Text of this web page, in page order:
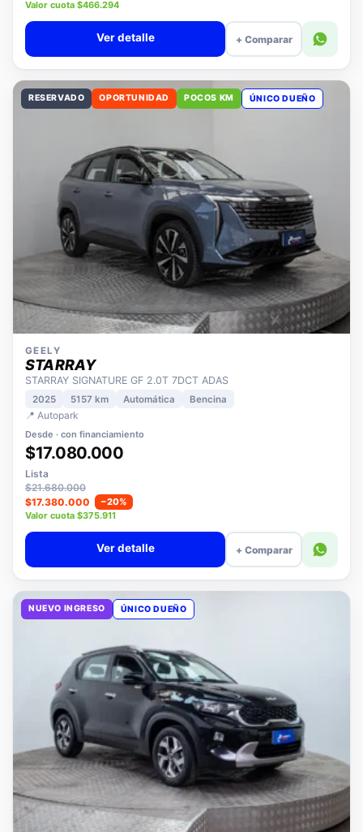
Precio lista $21.480.000
Valor cuota $466.294
+ Comparar
RESERVADO OPORTUNIDAD POCOS KM
GEELY
STARRAY
STARRAY SIGNATURE GF 2.0T 7DCT ADAS
2025 5157 km
📍 Autopark
Desde · con financiamiento
$17.080.000
Lista
$21.680.000
$17.380.000
−20%
Valor cuota $375.911
+ Comparar
NUEVO INGRESO